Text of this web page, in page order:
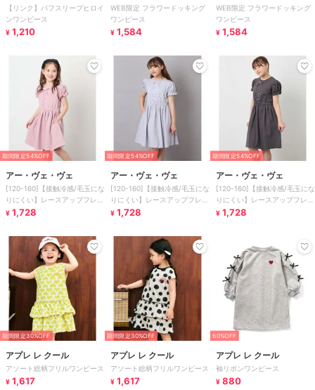
【リンク】パフスリーブヒロイ
ンワンピース
¥ 1,210
WEB限定 フラワードッキング
ワンピース
¥ 1,584
WEB限定 フラワードッキング
ワンピース
¥ 1,584
期間限定54%OFF
アー・ヴェ・ヴェ
[120-160]【接触冷感/毛玉にな
りにくい】レースアップフレア
ワンピース
¥ 1,728
期間限定54%OFF
アー・ヴェ・ヴェ
[120-160]【接触冷感/毛玉にな
りにくい】レースアップフレア
ワンピース
¥ 1,728
期間限定54%OFF
アー・ヴェ・ヴェ
[120-160]【接触冷感/毛玉にな
りにくい】レースアップフレア
ワンピース
¥ 1,728
期間限定30%OFF
アプレ レ クール
アソート総柄フリルワンピース
¥ 1,617
期間限定30%OFF
アプレ レ クール
アソート総柄フリルワンピース
¥ 1,617
60%OFF
アプレ レ クール
袖リボンワンピース
¥ 880